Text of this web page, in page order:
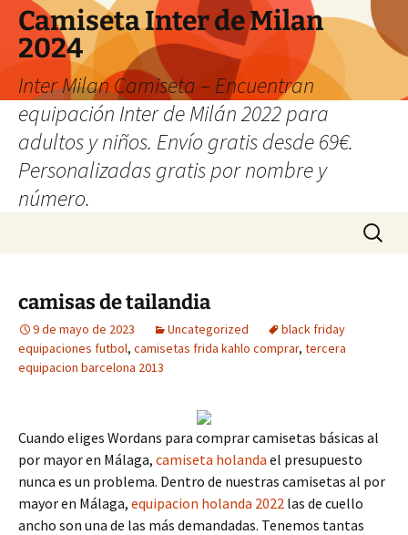
Camiseta Inter de Milan
2024
Inter Milan Camiseta – Encuentran
equipación Inter de Milán 2022 para
adultos y niños. Envío gratis desde 69€.
Personalizadas gratis por nombre y
número.
Buscar:
camisas de tailandia
9 de mayo de 2023 Uncategorized
black friday
equipaciones futbol, camisetas frida kahlo comprar, tercera
equipacion barcelona 2013
Cuando eliges Wordans para comprar camisetas básicas al
por mayor en Málaga, camiseta holanda el presupuesto
nunca es un problema. Dentro de nuestras camisetas al por
mayor en Málaga, equipacion holanda 2022 las de cuello
ancho son una de las más demandadas. Tenemos tantas